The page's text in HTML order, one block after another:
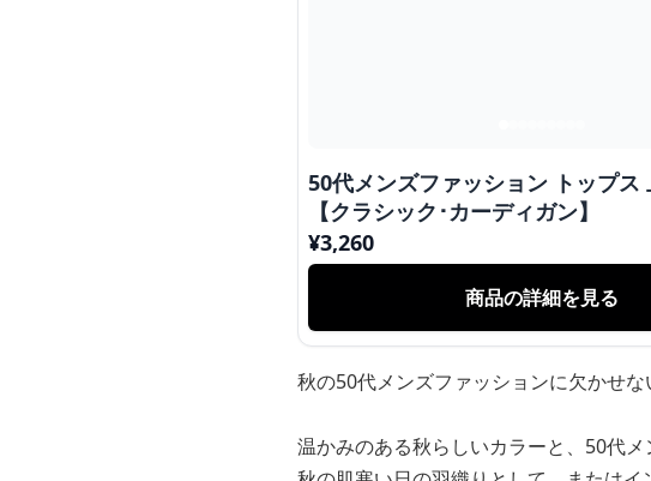
50代メンズファッション トップス
【クラシック･カーディガン】
¥3,260
商品の詳細を見る
秋の50代メンズファッションに欠かせ
温かみのある秋らしいカラーと、50代